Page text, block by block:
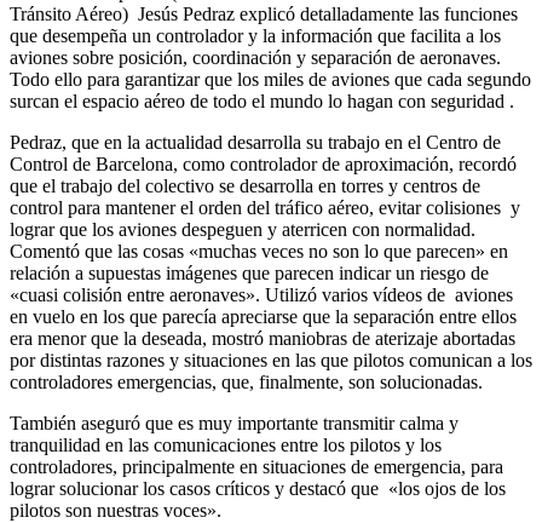
Tránsito Aéreo) Jesús Pedraz explicó detalladamente las funciones
que desempeña un controlador y la información que facilita a los
aviones sobre posición, coordinación y separación de aeronaves.
Todo ello para garantizar que los miles de aviones que cada segundo
surcan el espacio aéreo de todo el mundo lo hagan con seguridad .
Pedraz, que en la actualidad desarrolla su trabajo en el Centro de
Control de Barcelona, como controlador de aproximación, recordó
que el trabajo del colectivo se desarrolla en torres y centros de
control para mantener el orden del tráfico aéreo, evitar colisiones y
lograr que los aviones despeguen y aterricen con normalidad.
Comentó que las cosas «muchas veces no son lo que parecen» en
relación a supuestas imágenes que parecen indicar un riesgo de
«cuasi colisión entre aeronaves». Utilizó varios vídeos de aviones
en vuelo en los que parecía apreciarse que la separación entre ellos
era menor que la deseada, mostró maniobras de aterizaje abortadas
por distintas razones y situaciones en las que pilotos comunican a los
controladores emergencias, que, finalmente, son solucionadas.
También aseguró que es muy importante transmitir calma y
tranquilidad en las comunicaciones entre los pilotos y los
controladores, principalmente en situaciones de emergencia, para
lograr solucionar los casos críticos y destacó que «los ojos de los
pilotos son nuestras voces».